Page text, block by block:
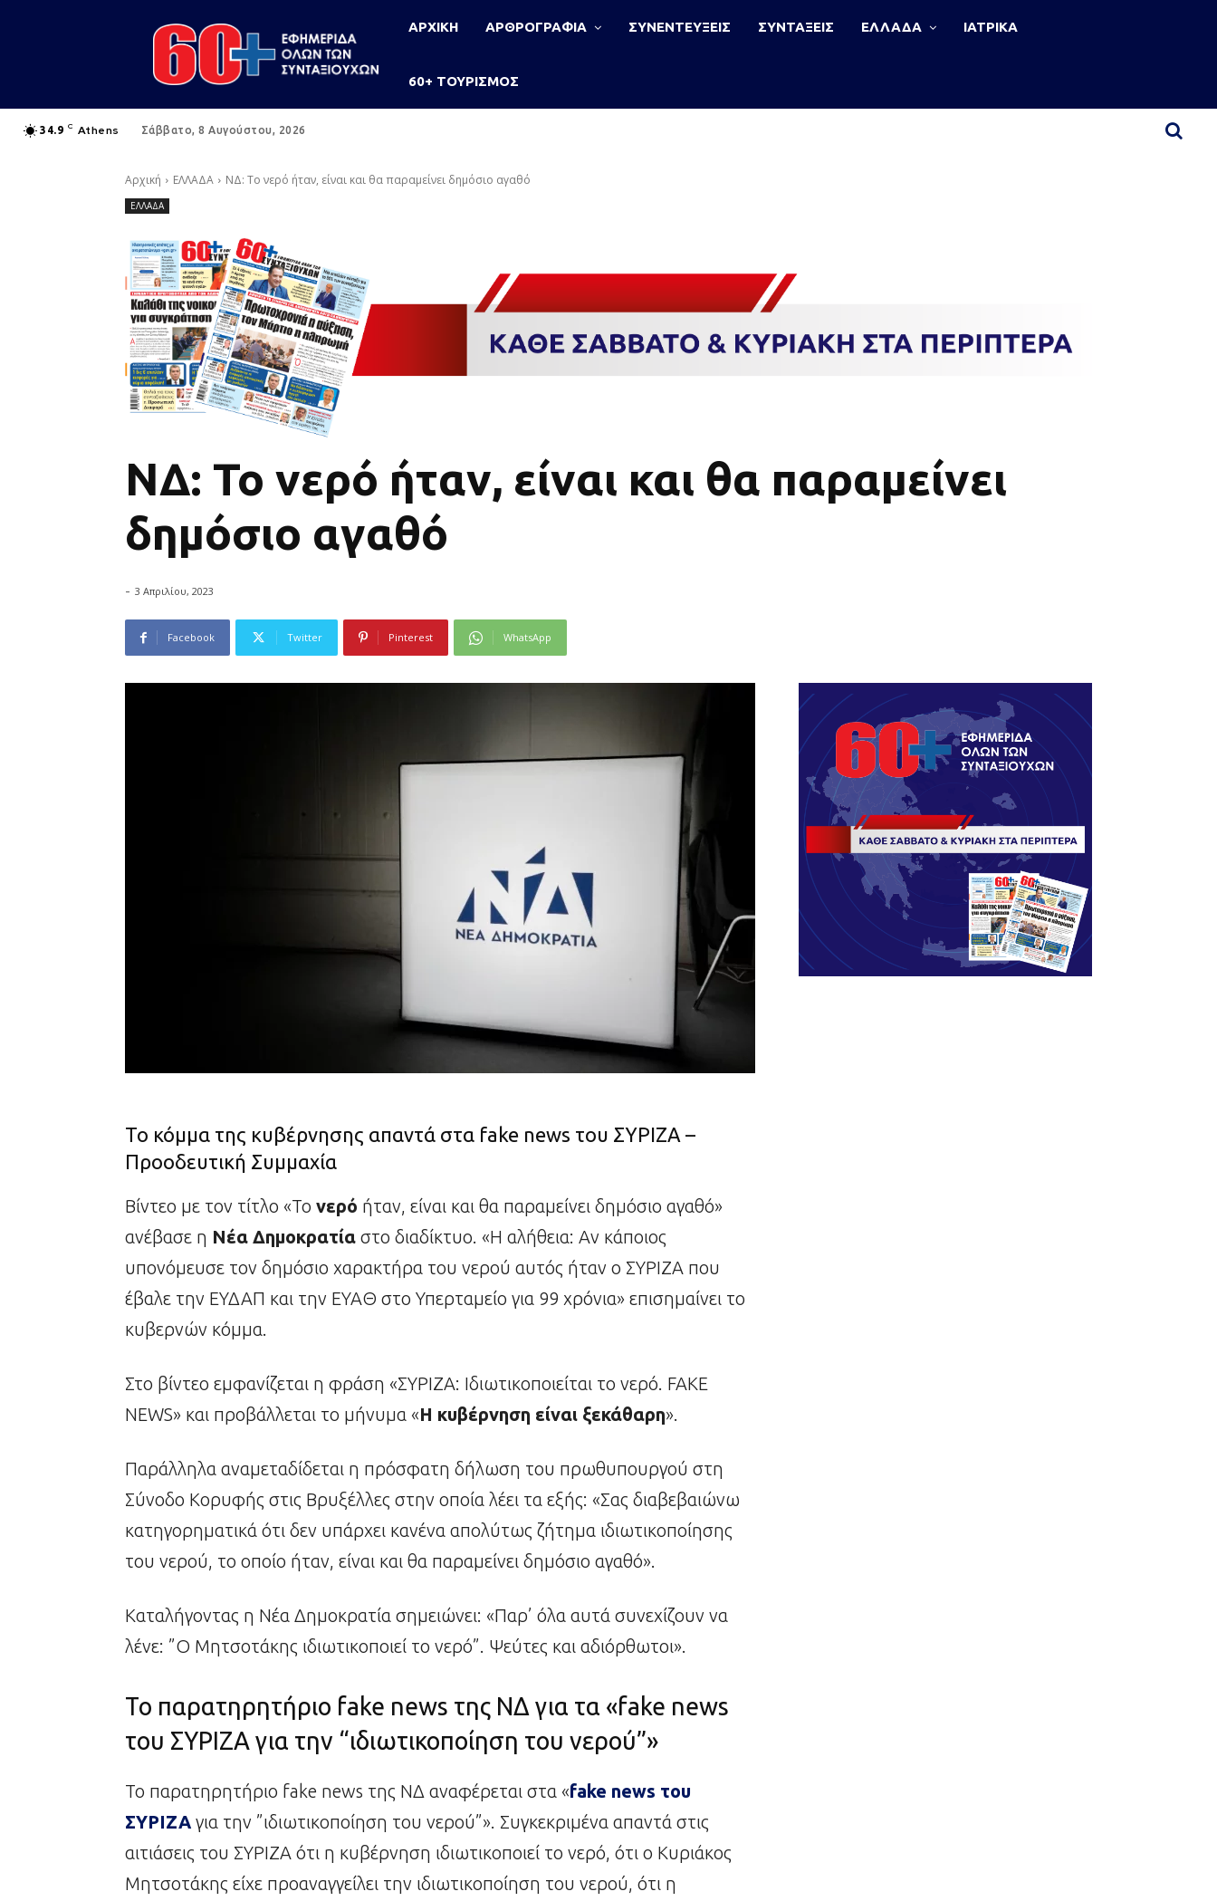
ΑΡΧΙΚΗ ΑΡΘΡΟΓΡΑΦΙΑ ΣΥΝΕΝΤΕΥΞΕΙΣ ΣΥΝΤΑΞΕΙΣ ΕΛΛΑΔΑ ΙΑΤΡΙΚΑ
60+ ΤΟΥΡΙΣΜΟΣ
34.9 C Athens Σάββατο, 8 Αυγούστου, 2026
Αρχική ΕΛΛΑΔΑ ΝΔ: Το νερό ήταν, είναι και θα παραμείνει δημόσιο αγαθό
ΕΛΛΑΔΑ
ΝΔ: Το νερό ήταν, είναι και θα παραμείνει
δημόσιο αγαθό
- 3 Απριλίου, 2023
Facebook Twitter Pinterest WhatsApp
Το κόμμα της κυβέρνησης απαντά στα fake news του ΣΥΡΙΖΑ –
Προοδευτική Συμμαχία
Βίντεο με τον τίτλο «Το νερό ήταν, είναι και θα παραμείνει δημόσιο αγαθό»
ανέβασε η Νέα Δημοκρατία στο διαδίκτυο. «Η αλήθεια: Αν κάποιος
υπονόμευσε τον δημόσιο χαρακτήρα του νερού αυτός ήταν ο ΣΥΡΙΖΑ που
έβαλε την ΕΥΔΑΠ και την ΕΥΑΘ στο Υπερταμείο για 99 χρόνια» επισημαίνει το
κυβερνών κόμμα.
Στο βίντεο εμφανίζεται η φράση «ΣΥΡΙΖΑ: Ιδιωτικοποιείται το νερό. FAKE
NEWS» και προβάλλεται το μήνυμα «Η κυβέρνηση είναι ξεκάθαρη».
Παράλληλα αναμεταδίδεται η πρόσφατη δήλωση του πρωθυπουργού στη
Σύνοδο Κορυφής στις Βρυξέλλες στην οποία λέει τα εξής: «Σας διαβεβαιώνω
κατηγορηματικά ότι δεν υπάρχει κανένα απολύτως ζήτημα ιδιωτικοποίησης
του νερού, το οποίο ήταν, είναι και θα παραμείνει δημόσιο αγαθό».
Καταλήγοντας η Νέα Δημοκρατία σημειώνει: «Παρ’ όλα αυτά συνεχίζουν να
λένε: ”Ο Μητσοτάκης ιδιωτικοποιεί το νερό”. Ψεύτες και αδιόρθωτοι».
Το παρατηρητήριο fake news της ΝΔ για τα «fake news
του ΣΥΡΙΖΑ για την “ιδιωτικοποίηση του νερού”»
Το παρατηρητήριο fake news της ΝΔ αναφέρεται στα «fake news του
ΣΥΡΙΖΑ για την ”ιδιωτικοποίηση του νερού”». Συγκεκριμένα απαντά στις
αιτιάσεις του ΣΥΡΙΖΑ ότι η κυβέρνηση ιδιωτικοποιεί το νερό, ότι ο Κυριάκος
Μητσοτάκης είχε προαναγγείλει την ιδιωτικοποίηση του νερού, ότι η